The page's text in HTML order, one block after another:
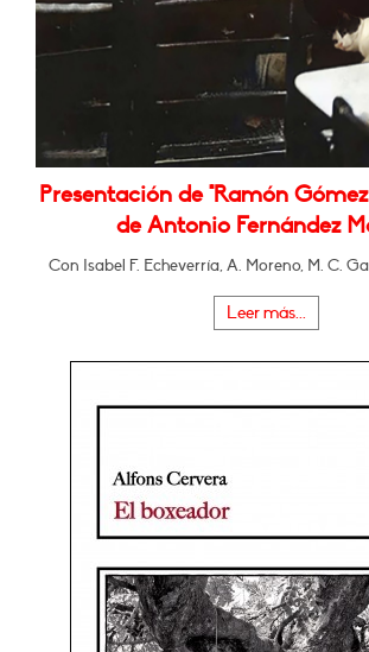
Presentación de "Ramón
de Antonio Fernández
Con Isabel F. Echeverría, A. Moreno, M. C.
Leer más...